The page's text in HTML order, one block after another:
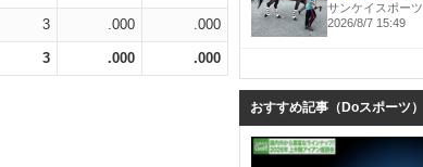
3 .000 .000
3 .000 .000
サンケイスポーツ
2026/8/7 15:49
おすすめ記事（Doスポーツ）